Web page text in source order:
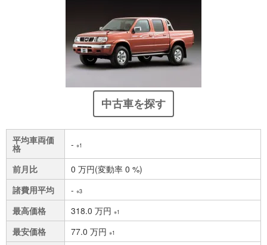
中古車を探す
平均車両価
格 - ※1
前月比
0 万円(変動率 0 %)
諸費用平均
- ※3
最高価格 318.0 万円 ※1
最安価格 77.0 万円 ※1